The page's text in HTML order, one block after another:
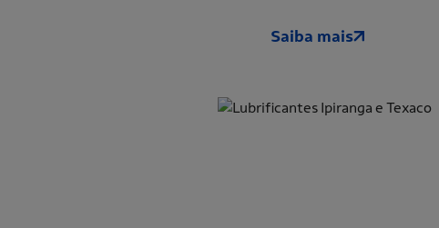
Saiba mais